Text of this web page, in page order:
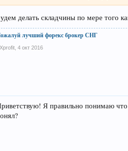
делать складчины по мере того
лучший форекс брокер СНГ
4 окт 2016
Я правильно понимаю что